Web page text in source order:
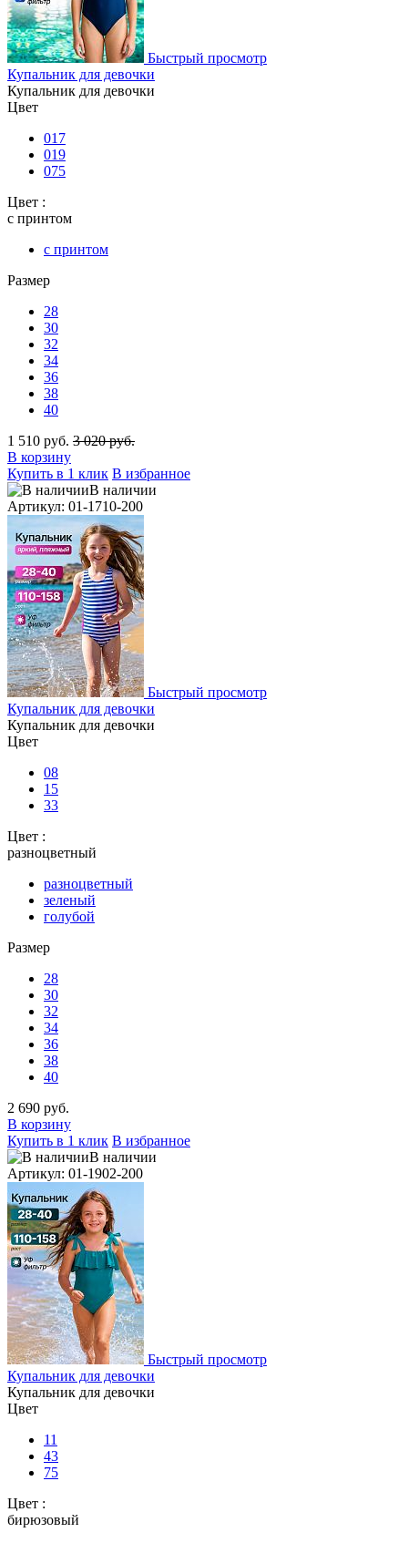
Быстрый просмотр
Купальник для девочки
Купальник для девочки
Цвет
017
019
075
Цвет :
с принтом
с принтом
Размер
28
30
32
34
36
38
40
1 510 руб. 3 020 руб.
В корзину
Купить в 1 клик В избранное
В наличии
Артикул: 01-1710-200
Быстрый просмотр
Купальник для девочки
Купальник для девочки
Цвет
08
15
33
Цвет :
разноцветный
разноцветный
зеленый
голубой
Размер
28
30
32
34
36
38
40
2 690 руб.
В корзину
Купить в 1 клик В избранное
В наличии
Артикул: 01-1902-200
Быстрый просмотр
Купальник для девочки
Купальник для девочки
Цвет
11
43
75
Цвет :
бирюзовый